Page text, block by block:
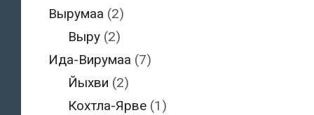
Вырумаа (2)
Выру (2)
Ида-Вирумаа (7)
Йыхви (2)
Кохтла-Ярве (1)